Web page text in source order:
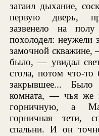
затаил дыхание,
первую дверь,
зазвенело на
похолодел: неужели
замочной скважине,
было, — увидал
стола, потом что-то
закрывшее...
комната, — чья же
горничную, а
горничная тети,
спальни. И он